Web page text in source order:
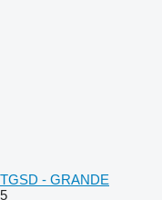
TGSD - GRANDE
5